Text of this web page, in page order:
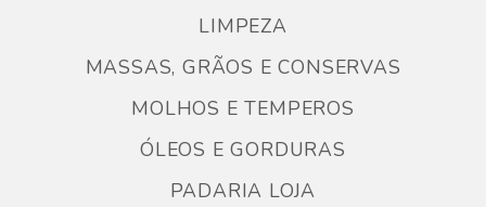
LIMPEZA
MASSAS, GRÃOS E CONSERVAS
MOLHOS E TEMPEROS
ÓLEOS E GORDURAS
PADARIA LOJA